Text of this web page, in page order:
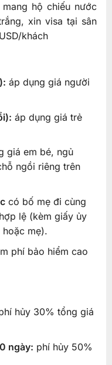
hộ chiếu nước
xin visa tại sân
khách
áp dụng giá người
áp dụng giá trẻ
giá em bé, ngủ
ngồi riêng trên
có bố mẹ đi cùng
lệ (kèm giấy ủy
mẹ).
phí bảo hiểm cao
hủy 30% tổng giá
ngày: phí hủy 50%